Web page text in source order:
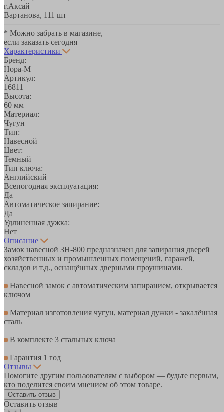
г.Аксай
Вартанова, 111 шт
* Можно забрать в магазине,
если заказать сегодня
Характеристики
Бренд:
Нора-М
Артикул:
16811
Высота:
60 мм
Материал:
Чугун
Тип:
Навесной
Цвет:
Темный
Тип ключа:
Английский
Всепогодная эксплуатация:
Да
Автоматическое запирание:
Да
Удлиненная дужка:
Нет
Описание
Замок навесной ЗН-800 предназначен для запирания дверей
хозяйственных и промышленных помещений, гаражей,
складов и т.д., оснащённых дверными проушинами.
Навесной замок с автоматическим запиранием, открывается
ключом
Материал изготовления чугун, материал дужки - закалённая
сталь
В комплекте 3 стальных ключа
Гарантия 1 год
Отзывы
Помогите другим пользователям с выбором — будьте первым,
кто поделится своим мнением об этом товаре.
Оставить отзыв
Оставить отзыв